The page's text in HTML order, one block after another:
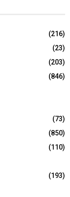
(216)
(23)
(203)
(846)
(73)
(850)
(110)
(193)